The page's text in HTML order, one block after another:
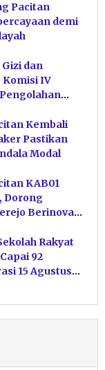
Pacitan
demi
dan
Komisi IV
Kembali
Pastikan
Modal
KAB01
Dorong
Berinovasi
Rakyat
92
15 Agustus